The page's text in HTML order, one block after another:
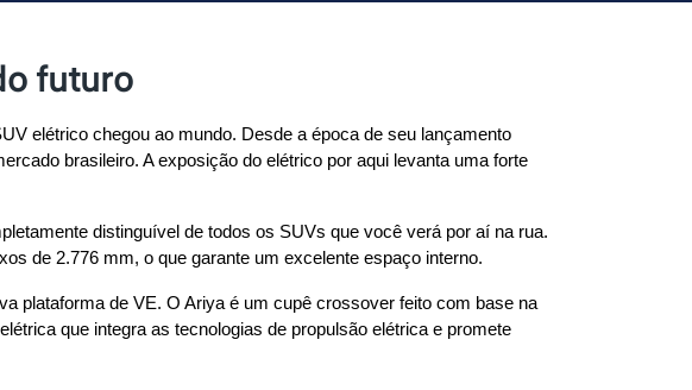
futuro
elétrico chegou ao mundo. Desde a época de seu lançamento
brasileiro. A exposição do elétrico por aqui levanta uma forte
distinguível de todos os SUVs que você verá por aí na rua.
de 2.776 mm, o que garante um excelente espaço interno.
plataforma de VE. O Ariya é um cupê crossover feito com base na
que integra as tecnologias de propulsão elétrica e promete